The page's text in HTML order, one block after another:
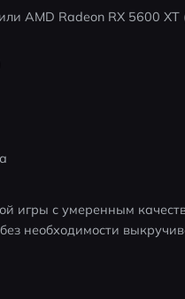
AMD Radeon RX 5600 XT
игры с умеренным
необходимости